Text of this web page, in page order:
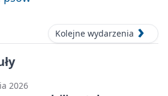
Kolejne wydarzenia
2026